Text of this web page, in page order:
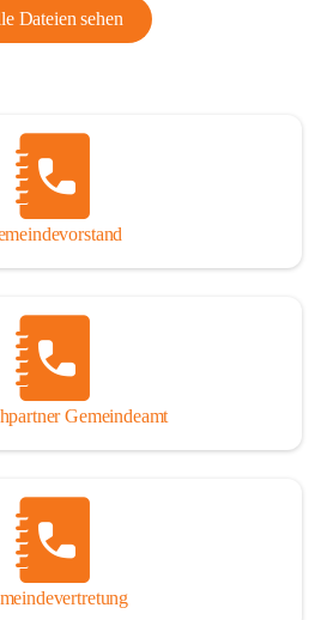
Dateien sehen
Gemeindeamt